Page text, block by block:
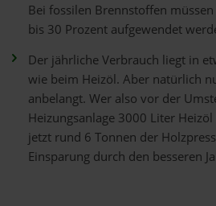
Bei fossilen Brennstoffen
bis 30 Prozent aufgewendet
Der jährliche Verbrauch liegt in
wie beim Heizöl. Aber natürlich
anbelangt. Wer also vor der
Heizungsanlage 3000 Liter
jetzt rund 6 Tonnen der
Einsparung durch den besseren